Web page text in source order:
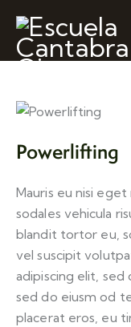
Powerlifting
Mauris eu nisi
sodales vehicula
blandit tortor eu,
vel suscipit
adipiscing elit,
sed do eiusm od
placerat eros, eu